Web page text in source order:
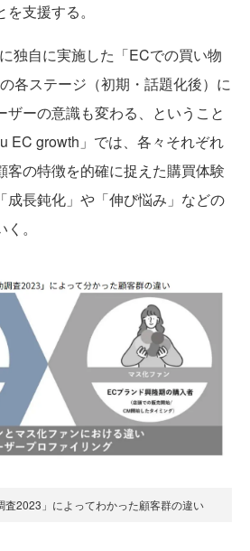
支援する。
独自に実施した「ECでの買い物
各ステージ（初期・話題化後）に
ザーの意識も変わる、ということ
EC growth」では、各々それぞれ
客の特徴を的確に捉えた購買体験
成長鈍化」や「伸び悩み」などの
。
査2023」によってわかった顧客群の違い